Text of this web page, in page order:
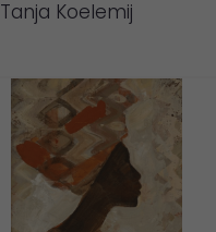
Tanja Koelemij